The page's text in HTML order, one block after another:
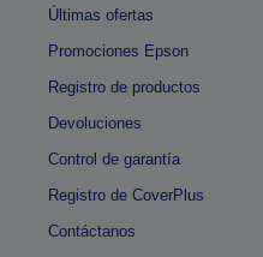
Últimas ofertas
Promociones Epson
Registro de productos
Devoluciones
Control de garantía
Registro de CoverPlus
Contáctanos